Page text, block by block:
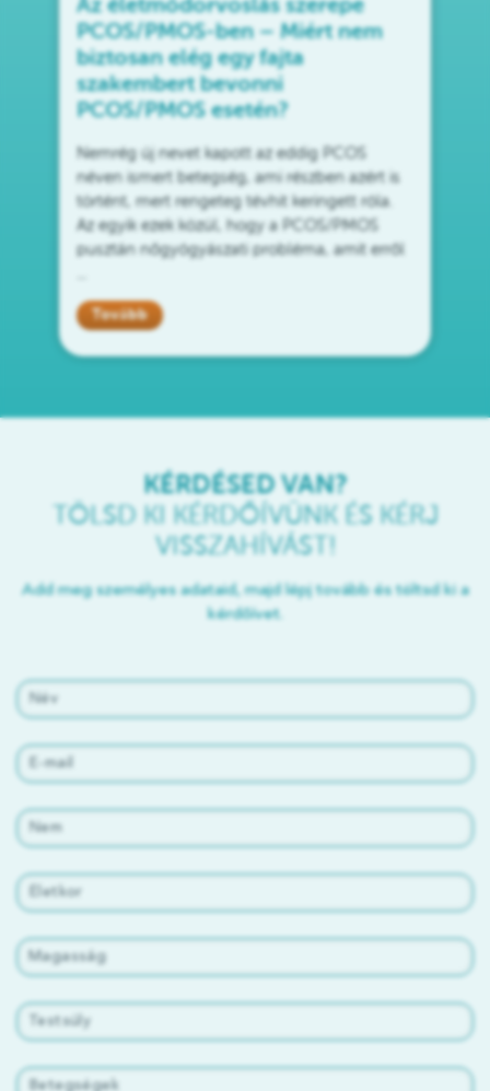
Az életmódorvoslás szerepe
PCOS/PMOS-ben – Miért nem
biztosan elég egy fajta
szakembert bevonni
PCOS/PMOS esetén?
Nemrég új nevet kapott az eddig PCOS
néven ismert betegség, ami részben azért is
történt, mert rengeteg tévhit keringett róla.
Az egyik ezek közül, hogy a PCOS/PMOS
pusztán nőgyógyászati probléma, amit erről
Tovább
KÉRDÉSED VAN?
TÖLSD KI KÉRDŐÍVÜNK ÉS KÉRJ
VISSZAHÍVÁST!
Add meg személyes adataid, majd lépj tovább és töltsd ki a
kérdőívet.